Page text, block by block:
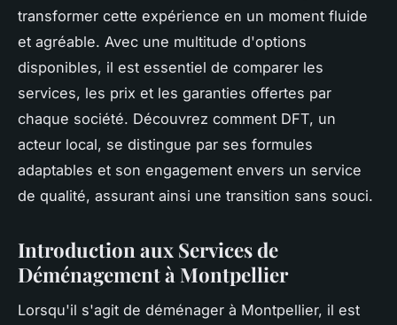
transformer cette expérience en un moment fluide
et agréable. Avec une multitude d'options
disponibles, il est essentiel de comparer les
services, les prix et les garanties offertes par
chaque société. Découvrez comment DFT, un
acteur local, se distingue par ses formules
adaptables et son engagement envers un service
de qualité, assurant ainsi une transition sans souci.
Introduction aux Services de
Déménagement à Montpellier
Lorsqu'il s'agit de déménager à Montpellier, il est